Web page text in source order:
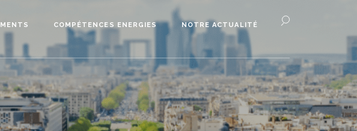
COMPÉTENCES ENERGIES NOTRE ACTUALITÉ